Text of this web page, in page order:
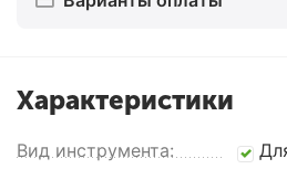
Характеристики
Вид инструмента: